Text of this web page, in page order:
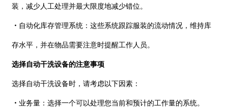
装，减少人工处理并最大限度地减少错位。
・ 自动化库存管理系统：这些系统跟踪服装的流动情况，维持库
存水平，并在物品需要注意时提醒工作人员。
选择自动干洗设备的注意事项
选择自动干洗设备时，请考虑以下因素：
・ 业务量：选择一个可以处理您当前和预计的工作量的系统。